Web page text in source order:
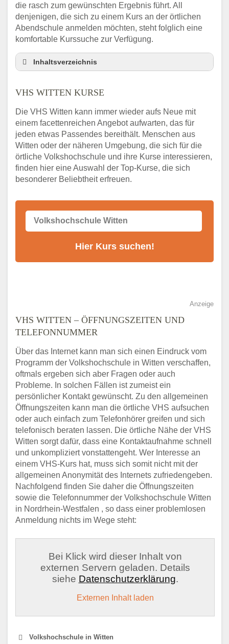
die rasch zum gewünschten Ergebnis führt. All
denjenigen, die sich zu einem Kurs an der örtlichen
Abendschule anmelden möchten, steht folglich eine
komfortable Kurssuche zur Verfügung.
Inhaltsverzeichnis
VHS Witten Kurse
Telefonnummer
Stellenangebote der Volkshochschule Witten
Online-Kurse – Alternative Angebote zum
VHS-Kurs
Alternativen zum VHS Programm 2026 in
Witten
VHS WITTEN KURSE
Die VHS Witten kann immer wieder aufs Neue mit
einem facettenreichen Angebot aufwarten, das für
jeden etwas Passendes bereithält. Menschen aus
Witten oder der näheren Umgebung, die sich für die
örtliche Volkshochschule und ihre Kurse interessieren,
finden hier eine Auswahl der Top-Kurse, die sich
besonderer Beliebtheit erfreuen.
Anzeige
VHS WITTEN – ÖFFNUNGSZEITEN UND
TELEFONNUMMER
Über das Internet kann man sich einen Eindruck vom
Programm der Volkshochschule in Witten verschaffen,
oftmals ergeben sich aber Fragen oder auch
Probleme. In solchen Fällen ist zumeist ein
persönlicher Kontakt gewünscht. Zu den allgemeinen
Öffnungszeiten kann man die örtliche VHS aufsuchen
oder auch einfach zum Telefonhörer greifen und sich
telefonisch beraten lassen. Die örtliche Nähe der VHS
Witten sorgt dafür, dass eine Kontaktaufnahme schnell
und unkompliziert vonstattengeht. Wer Interesse an
einem VHS-Kurs hat, muss sich somit nicht mit der
allgemeinen Anonymität des Internets zufriedengeben.
Nachfolgend finden Sie daher die Öffnungszeiten
sowie die Telefonnummer der Volkshochschule Witten
in Nordrhein-Westfalen , so dass einer problemlosen
Anmeldung nichts im Wege steht:
Bei Klick wird dieser Inhalt von
externen Servern geladen. Details
siehe Datenschutzerklärung.
Externen Inhalt laden
Volkshochschule in Witten